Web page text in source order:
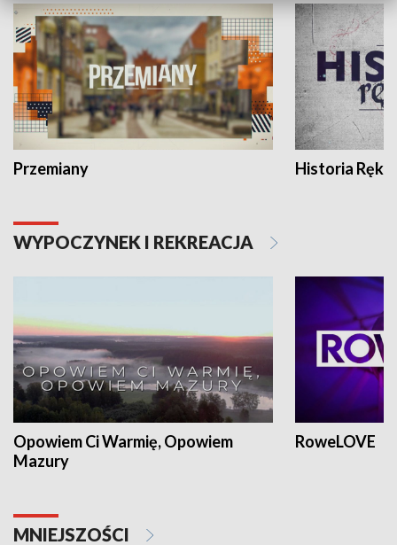
Przemiany Historia Ręką
WYPOCZYNEK I REKREACJA
Opowiem Ci Warmię, Opowiem
Mazury
RoweLOVE
MNIEJSZOŚCI